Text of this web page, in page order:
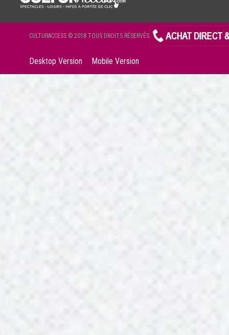
CULTURACCESS © 2018 TOUS DROITS RÉSERVÉS
Desktop Version Mobile Version